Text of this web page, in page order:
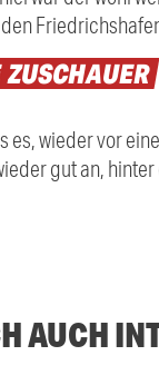
ZUSCHAUER
es, wieder vor
gut an,
AUCH